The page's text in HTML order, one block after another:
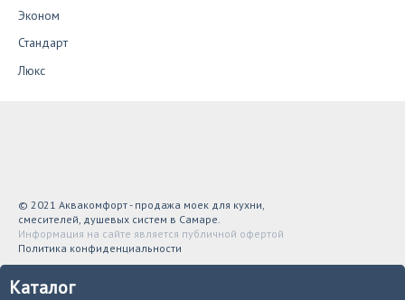
Эконом
Стандарт
Люкс
© 2021 Аквакомфорт - продажа моек для кухни,
смесителей, душевых систем в Самаре.
Информация на сайте является публичной офертой
Политика конфиденциальности
Каталог